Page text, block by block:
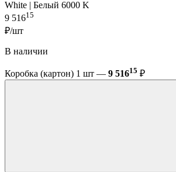
White | Белый 6000 K
9 51615
₽/шт
В наличии
Коробка (картон) 1 шт — 9 51615 ₽